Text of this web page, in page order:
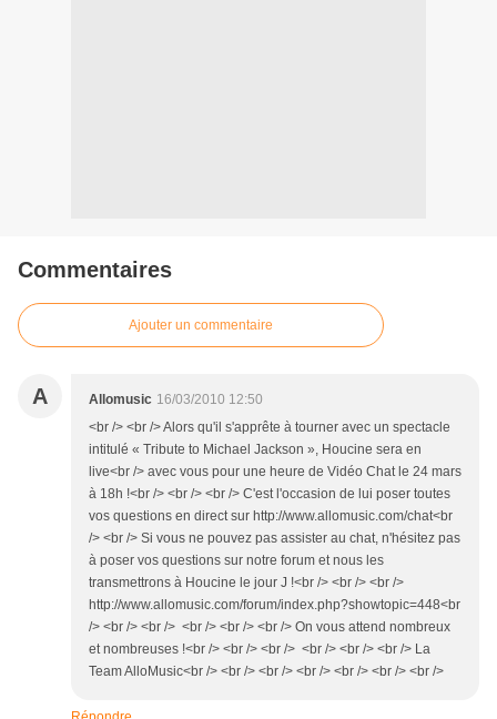
Commentaires
Ajouter un commentaire
A Allomusic 16/03/2010 12:50
<br /> <br /> Alors qu'il s'apprête à tourner avec un spectacle
intitulé « Tribute to Michael Jackson », Houcine sera en
live<br /> avec vous pour une heure de Vidéo Chat le 24 mars
à 18h !<br /> <br /> <br /> C'est l'occasion de lui poser toutes
vos questions en direct sur http://www.allomusic.com/chat<br
/> <br /> Si vous ne pouvez pas assister au chat, n'hésitez pas
à poser vos questions sur notre forum et nous les
transmettrons à Houcine le jour J !<br /> <br /> <br />
http://www.allomusic.com/forum/index.php?showtopic=448<br
/> <br /> <br /> <br /> <br /> <br /> On vous attend nombreux
et nombreuses !<br /> <br /> <br /> <br /> <br /> <br /> La
Team AlloMusic<br /> <br /> <br /> <br /> <br /> <br /> <br />